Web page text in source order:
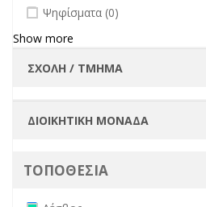
undefined
Ψηφίσματα (0)
Show more
ΤΟΠΟΘΕΣΙΑ